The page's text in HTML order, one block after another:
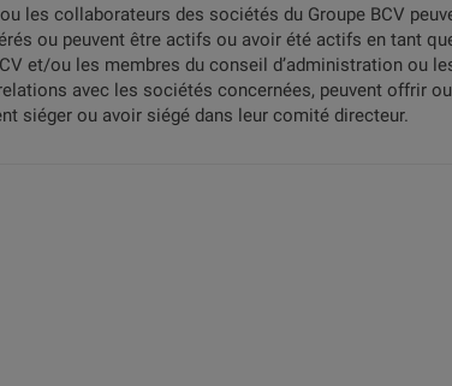
les collaborateurs des sociétés du Groupe BCV
ou peuvent être actifs ou avoir été actifs en tant
et/ou les membres du conseil d’administration ou
avec les sociétés concernées, peuvent offrir
siéger ou avoir siégé dans leur comité directeur.